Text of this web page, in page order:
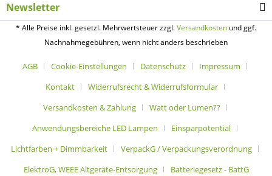
Newsletter
* Alle Preise inkl. gesetzl. Mehrwertsteuer zzgl.Versandkosten und ggf.
Nachnahmegebühren, wenn nicht anders beschrieben
AGB Cookie-Einstellungen Datenschutz
Impressum
Kontakt
Widerrufsrecht & Widerrufsformular
Versandkosten & Zahlung
Watt oder Lumen??
Anwendungsbereiche LED Lampen
Einsparpotential
Lichtfarben + Dimmbarkeit
VerpackG / Verpackungsverordnung
ElektroG, WEEE Altgeräte-Entsorgung
Batteriegesetz - BattG